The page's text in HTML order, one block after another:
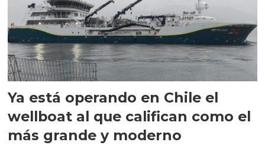
Ya está operando en Chile el
wellboat al que califican como el
más grande y moderno